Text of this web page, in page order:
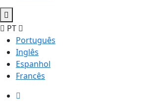
PT
Português
Inglês
Espanhol
Francês